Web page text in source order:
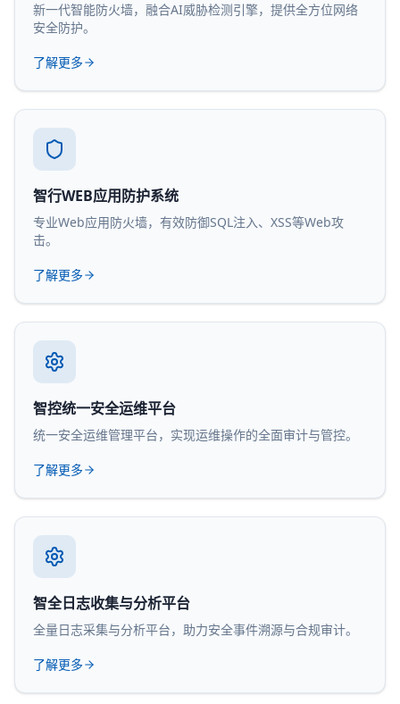
新一代智能防火墙，融合AI威胁检测引擎，提供全方位网络
安全防护。
了解更多
智行WEB应用防护系统
专业Web应用防火墙，有效防御SQL注入、XSS等Web攻
击。
了解更多
智控统一安全运维平台
统一安全运维管理平台，实现运维操作的全面审计与管控。
了解更多
智全日志收集与分析平台
全量日志采集与分析平台，助力安全事件溯源与合规审计。
了解更多